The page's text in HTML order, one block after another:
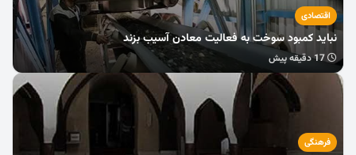
اقتصادی
نباید کمبود سوخت به فعالیت معادن آسیب بزند
17 دقیقه پیش
فرهنگی